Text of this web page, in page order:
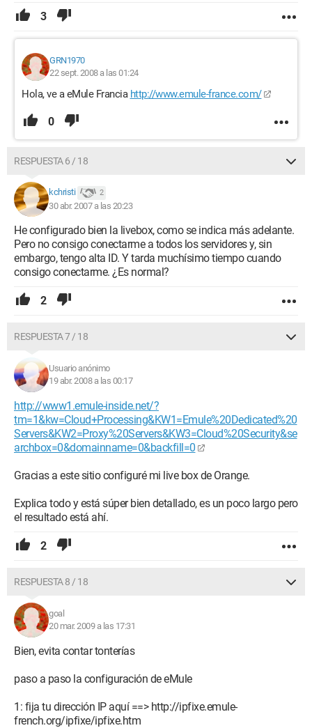
3
GRN1970
22 sept. 2008 a las 01:24
Hola, ve a eMule Francia http://www.emule-france.com/
0
RESPUESTA 6 / 18
kchristi 2
30 abr. 2007 a las 20:23
He configurado bien la livebox, como se indica más adelante.
Pero no consigo conectarme a todos los servidores y, sin
embargo, tengo alta ID. Y tarda muchísimo tiempo cuando
consigo conectarme. ¿Es normal?
2
RESPUESTA 7 / 18
Usuario anónimo
19 abr. 2008 a las 00:17
http://www1.emule-inside.net/?
tm=1&kw=Cloud+Processing&KW1=Emule%20Dedicated%20
Servers&KW2=Proxy%20Servers&KW3=Cloud%20Security&se
archbox=0&domainname=0&backfill=0
Gracias a este sitio configuré mi live box de Orange.
Explica todo y está súper bien detallado, es un poco largo pero
el resultado está ahí.
2
RESPUESTA 8 / 18
goal
20 mar. 2009 a las 17:31
Bien, evita contar tonterías
paso a paso la configuración de eMule
1: fija tu dirección IP aquí ==> http://ipfixe.emule-
french.org/ipfixe/ipfixe.htm